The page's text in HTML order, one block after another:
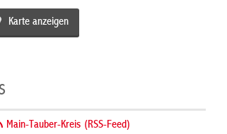
Karte anzeigen
Main-Tauber-Kreis (RSS-Feed)